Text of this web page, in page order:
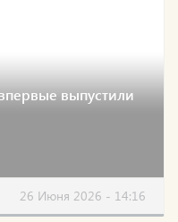
выпустили
26 Июня 2026 - 14:16